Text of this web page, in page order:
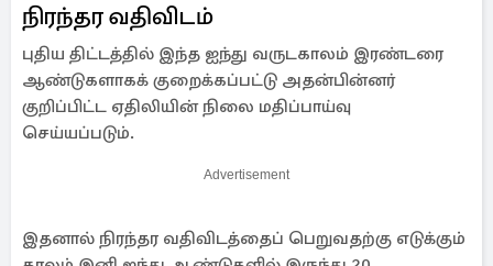
நிரந்தர வதிவிடம்
புதிய திட்டத்தில் இந்த ஐந்து வருடகாலம் இரண்டரை
ஆண்டுகளாகக் குறைக்கப்பட்டு அதன்பின்னர்
குறிப்பிட்ட ஏதிலியின் நிலை மதிப்பாய்வு
செய்யப்படும்.
Advertisement
இதனால் நிரந்தர வதிவிடத்தைப் பெறுவதற்கு எடுக்கும்